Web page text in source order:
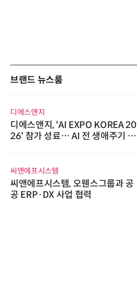
브랜드 뉴스룸
디에스앤지
디에스앤지, 'AI EXPO KOREA 20
26' 참가 성료… AI 전 생애주기 아
씨앤에프시스템
씨앤에프시스템, 오웬스그룹과 공
공 ERP·DX 사업 협력